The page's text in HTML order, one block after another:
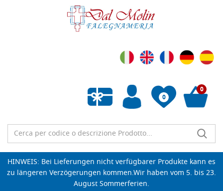
0
Wunschliste leeren
0
HINWEIS: Bei Lieferungen nicht verfügbarer Produkte kann es
zu längeren Verzögerungen kommen.Wir haben vom 5. bis 23.
August Sommerferien.